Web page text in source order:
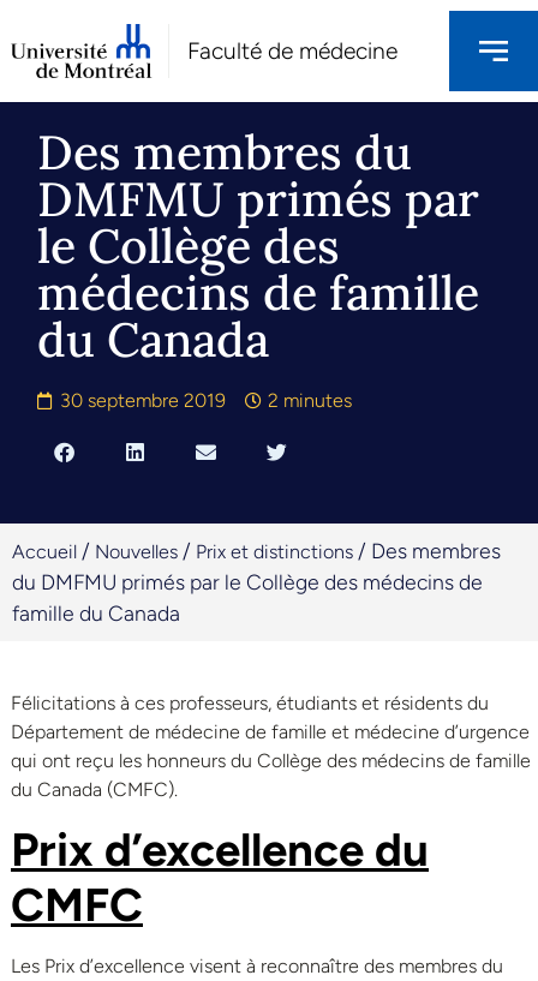
Faculté de médecine
Des membres du
DMFMU primés par
le Collège des
médecins de famille
du Canada
30 septembre 2019 2 minutes
Accueil / Nouvelles / Prix et distinctions / Des membres
du DMFMU primés par le Collège des médecins de
famille du Canada
Félicitations à ces professeurs, étudiants et résidents du
Département de médecine de famille et médecine d’urgence
qui ont reçu les honneurs du Collège des médecins de famille
du Canada (CMFC).
Prix d’excellence du
CMFC
Les Prix d’excellence visent à reconnaître des membres du